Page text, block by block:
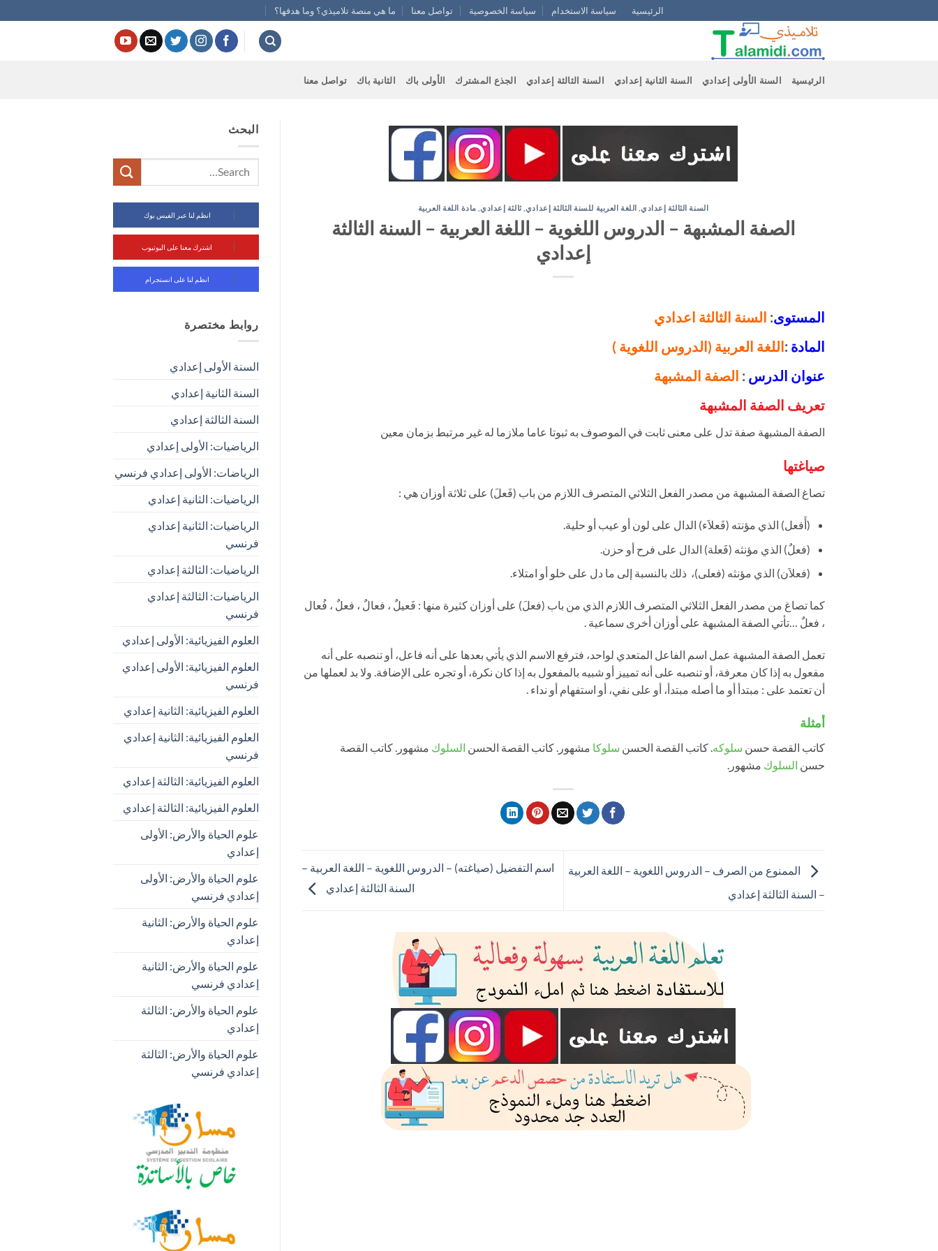
to
الرئيسية سياسة الاستخدام سياسة الخصوصية تواصل معنا ما هي منصة تلاميذي؟ وما هدفها؟
الرئيسية السنة الأولى إعدادي السنة الثانية إعدادي السنة الثالثة إعدادي الجذع المشترك الأولى باك الثانية باك تواصل معنا
السنة الثالثة إعدادي, اللغة العربية للسنة الثالثة إعدادي ثالثة إعدادي مادة اللغة العربية
الصفة المشبهة – الدروس اللغوية – اللغة العربية – السنة الثالثة
إعدادي
المستوى: السنة الثالثة اعدادي
المادة :اللغة العربية (الدروس اللغوية )
عنوان الدرس : الصفة المشبهة
تعريف الصفة المشبهة
الصفة المشبهة صفة تدل على معنى ثابت في الموصوف به ثبوتا عاما ملازما له غير مرتبط بزمان معين
صياغتها
تصاغ الصفة المشبهة من مصدر الفعل الثلاثي المتصرف اللازم من باب (فَعلَ) على ثلاثة أوزان هي :
(أَفعل) الذي مؤنته (فَعلاَء) الدال على لون أو عيب أو حلية.
(فعلٌ) الذي مؤنثه (فَعلة) الدال على فرح أو حزن.
(فعلاَن) الذي مؤنثه (فعلى)، ذلك بالنسبة إلى ما دل على خلو أو امتلاء.
كما تصاغ من مصدر الفعل الثلاثي المتصرف اللازم الذي من باب (فعلَ) على أوزان كثيرة منها : فَعيلٌ ، فعالٌ ، فعلٌ ، فُعال
، فعلٌ …تأتي الصفة المشبهة على أوزان أخرى سماعية .
تعمل الصفة المشبهة عمل اسم الفاعل المتعدي لواحد، فترفع الاسم الذي يأتي بعدها على أنه فاعل، أو تنصبه على أنه
مفعول به إذا كان معرفة، أو تنصبه على أنه تمييز أو شبيه بالمفعول به إذا كان نكرة، أو تجره على الإضافة. ولا بد لعملها من
أن تعتمد على : مبتدأ أو ما أصله مبتدأ، أو على نفي، أو استفهام أو نداء .
أمثلة
كاتب القصة حسن سلوكه . كاتب القصة الحسن سلوكا مشهور. كاتب القصة الحسن السلوك مشهور. كاتب القصة
حسن السلوك مشهور.
الممنوع من الصرف – الدروس اللغوية – اللغة العربية
– السنة الثالثة إعدادي
اسم التفضيل (صياغته) – الدروس اللغوية – اللغة العربية –
السنة الثالثة إعدادي
البحث
انظم لنا عبر الفيس بوك
اشترك معنا على اليوتيوب
انظم لنا على انستجرام
روابط مختصرة
السنة الأولى إعدادي
السنة الثانية إعدادي
السنة الثالثة إعدادي
الرياضيات: الأولى إعدادي
الرياضات: الأولى إعدادي فرنسي
الرياضيات: الثانية إعدادي
الرياضيات: الثانية إعدادي
فرنسي
الرياضيات: الثالثة إعدادي
الرياضيات: الثالثة إعدادي
فرنسي
العلوم الفيزيائية: الأولى إعدادي
العلوم الفيزيائية: الأولى إعدادي
فرنسي
العلوم الفيزيائية: الثانية إعدادي
العلوم الفيزيائية: الثانية إعدادي
فرنسي
العلوم الفيزيائية: الثالثة إعدادي
العلوم الفيزيائية: الثالثة إعدادي
علوم الحياة والأرض: الأولى
إعدادي
علوم الحياة والأرض: الأولى
إعدادي فرنسي
علوم الحياة والأرض: الثانية
إعدادي
علوم الحياة والأرض: الثانية
إعدادي فرنسي
علوم الحياة والأرض: الثالثة
إعدادي
علوم الحياة والأرض: الثالثة
إعدادي فرنسي